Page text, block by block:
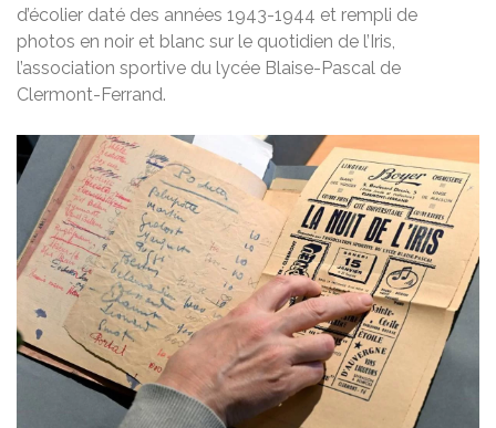
d’écolier daté des années 1943-1944 et rempli de
photos en noir et blanc sur le quotidien de l’Iris,
l’association sportive du lycée Blaise-Pascal de
Clermont-Ferrand.